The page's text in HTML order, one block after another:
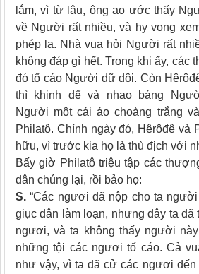
lắm, vì từ lâu, ông ao ước thấy
về Người rất nhiều, và hy vọng
phép lạ. Nhà vua hỏi Người rất
không đáp gì hết. Trong khi ấy, các
đó tố cáo Người dữ dội. Còn
thì khinh dể và nhạo báng
Người một cái áo choàng trắng
Philatô. Chính ngày đó, Hêrôđê và
hữu, vì trước kia họ là thù địch với
Bấy giờ Philatô triệu tập các
dân chúng lại, rồi bảo họ:
S. “Các ngươi đã nộp cho ta
giục dân làm loạn, nhưng đây ta đã
ngươi, và ta không thấy người
những tội các ngươi tố cáo. Cả
như vậy, vì ta đã cử các ngươi đến